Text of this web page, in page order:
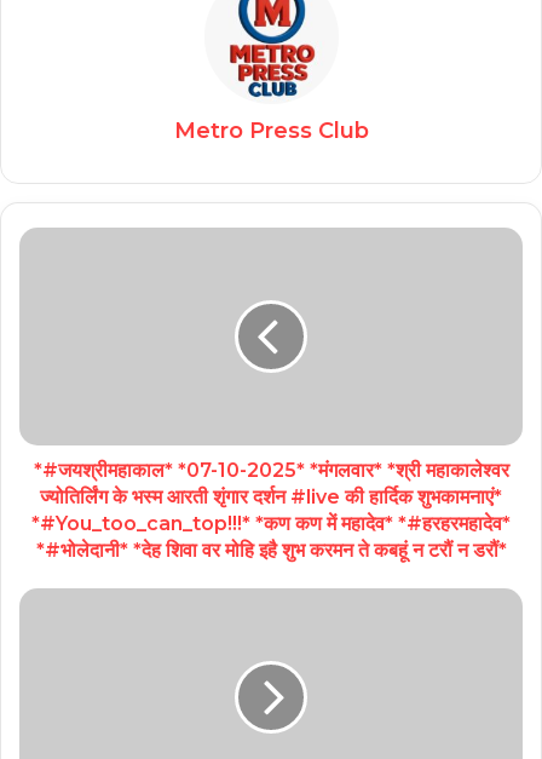
Metro Press Club
*#जयश्रीमहाकाल* *07-10-2025* *मंगलवार* *श्री महाकालेश्वर
ज्योतिर्लिंग के भस्म आरती शृंगार दर्शन #live की हार्दिक शुभकामनाएं*
*#You_too_can_top!!!* *कण कण में महादेव* *#हरहरमहादेव*
*#भोलेदानी* *देह शिवा वर मोहि इहै शुभ करमन ते कबहूं न टरौं न डरौं*